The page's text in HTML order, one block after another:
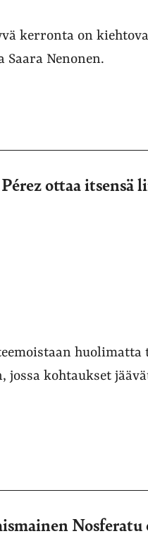
kerronta on
Nenonen.
ottaa itsensä
huolimatta
jossa kohtaukset
Nosferatu